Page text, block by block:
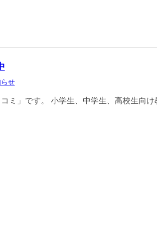
せ
ミ」です。 小学生、中学生、高校生向け